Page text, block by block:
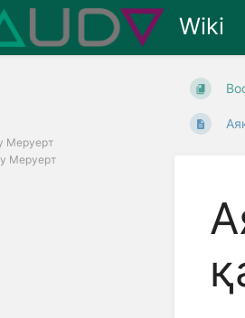
Wiki
Меруерт
Меруерт